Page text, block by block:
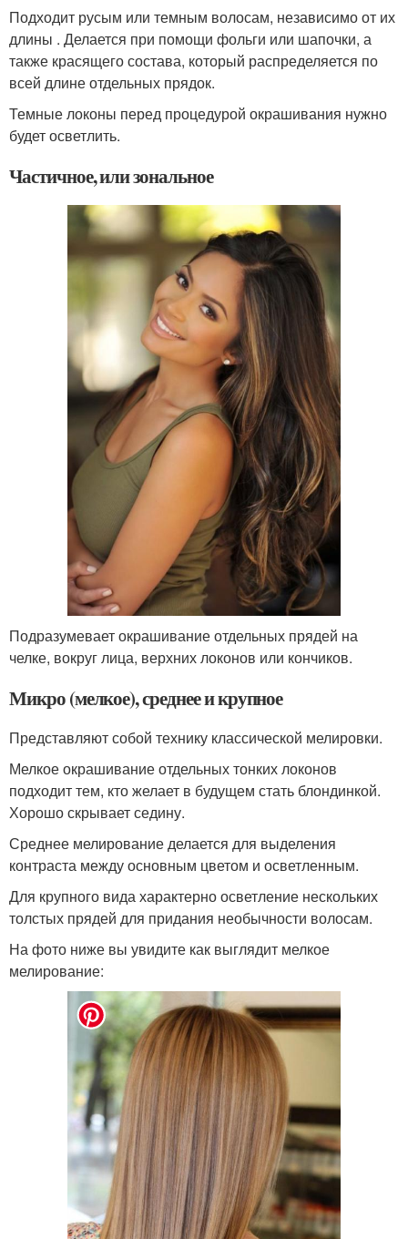
Подходит русым или темным волосам, независимо от их
длины . Делается при помощи фольги или шапочки, а
также красящего состава, который распределяется по
всей длине отдельных прядок.
Темные локоны перед процедурой окрашивания нужно
будет осветлить.
Частичное, или зональное
Подразумевает окрашивание отдельных прядей на
челке, вокруг лица, верхних локонов или кончиков.
Микро (мелкое), среднее и крупное
Представляют собой технику классической мелировки.
Мелкое окрашивание отдельных тонких локонов
подходит тем, кто желает в будущем стать блондинкой.
Хорошо скрывает седину.
Среднее мелирование делается для выделения
контраста между основным цветом и осветленным.
Для крупного вида характерно осветление нескольких
толстых прядей для придания необычности волосам.
На фото ниже вы увидите как выглядит мелкое
мелирование: